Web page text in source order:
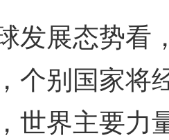
展态势看
个别国家将
世界主要力